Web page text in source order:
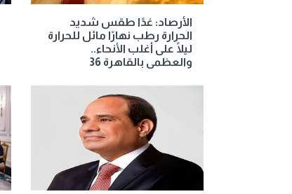
الأرصاد: غدًا طقس شديد
الحرارة رطب نهارًا مائل للحرارة
ليلًا على أغلب الأنحاء..
والعظمى بالقاهرة 36